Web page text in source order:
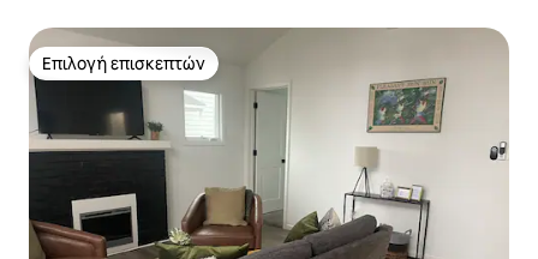
Επιλογή επισκεπτών
Επιλογή επισκεπτών